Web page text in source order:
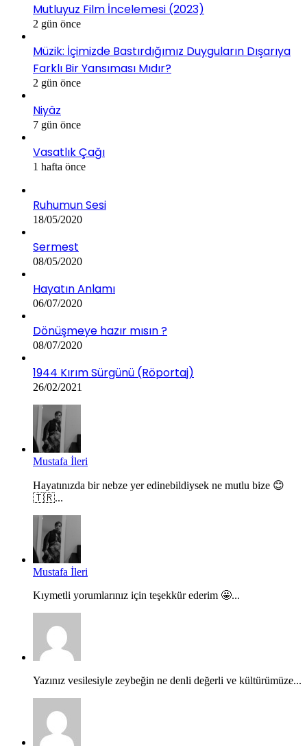
Mutluyuz Film İncelemesi (2023)
2 gün önce
Müzik: İçimizde Bastırdığımız Duyguların Dışarıya
Farklı Bir Yansıması Mıdır?
2 gün önce
Niyâz
7 gün önce
Vasatlık Çağı
1 hafta önce
Ruhumun Sesi
18/05/2020
Sermest
08/05/2020
Hayatın Anlamı
06/07/2020
Dönüşmeye hazır mısın ?
08/07/2020
1944 Kırım Sürgünü (Röportaj)
26/02/2021
Mustafa İleri
Hayatınızda bir nebze yer edinebildiysek ne mutlu bize 😊
🇹🇷...
Mustafa İleri
Kıymetli yorumlarınız için teşekkür ederim 🤩...
Yazınız vesilesiyle zeybeğin ne denli değerli ve kültürümüze...